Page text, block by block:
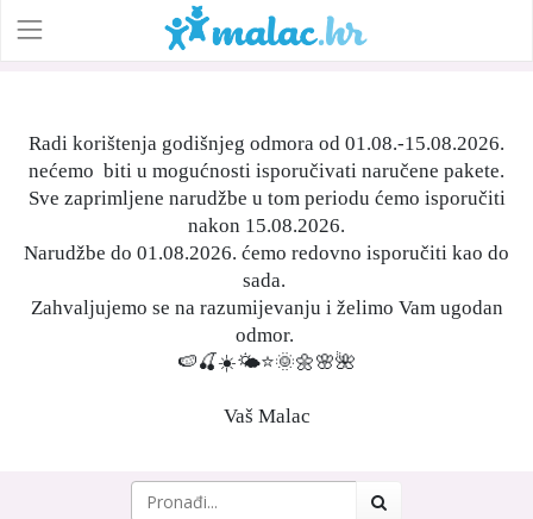
Radi korištenja godišnjeg odmora od 01.08.-15.08.2026.
nećemo biti u mogućnosti isporučivati naručene pakete.
Sve zaprimljene narudžbe u tom periodu ćemo isporučiti
nakon 15.08.2026.
Narudžbe do 01.08.2026. ćemo redovno isporučiti kao do
sada.
Zahvaljujemo se na razumijevanju i želimo Vam ugodan
odmor.
🍉🍒☀️🌤⭐️🌞🌼🌸🌺
Vaš Malac